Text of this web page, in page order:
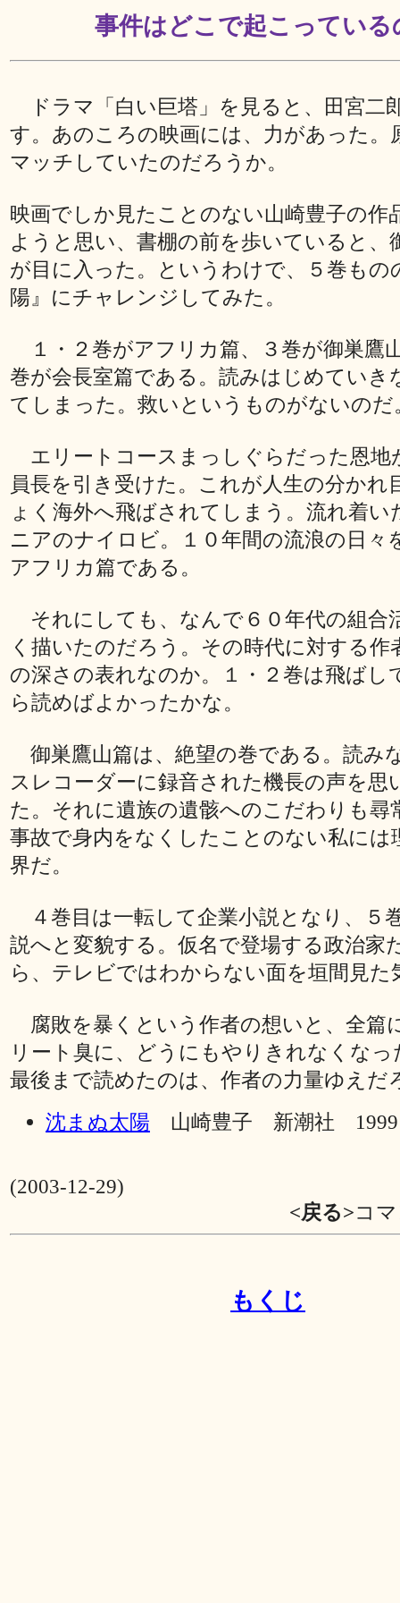
事件はどこで起こっている
ドラマ「白い巨塔」を見ると、田宮二
す。あのころの映画には、力があった。
マッチしていたのだろうか。
映画でしか見たことのない山崎豊子の作
ようと思い、書棚の前を歩いていると、
が目に入った。というわけで、５巻もの
陽』にチャレンジしてみた。
１・２巻がアフリカ篇、３巻が御巣鷹
巻が会長室篇である。読みはじめていき
てしまった。救いというものがないのだ
エリートコースまっしぐらだった恩地
員長を引き受けた。これが人生の分かれ
ょく海外へ飛ばされてしまう。流れ着い
ニアのナイロビ。１０年間の流浪の日々
アフリカ篇である。
それにしても、なんで６０年代の組合
く描いたのだろう。その時代に対する作
の深さの表れなのか。１・２巻は飛ばし
ら読めばよかったかな。
御巣鷹山篇は、絶望の巻である。読み
スレコーダーに録音された機長の声を思
た。それに遺族の遺骸へのこだわりも尋
事故で身内をなくしたことのない私には
界だ。
４巻目は一転して企業小説となり、５
説へと変貌する。仮名で登場する政治家
ら、テレビではわからない面を垣間見た
腐敗を暴くという作者の想いと、全篇
リート臭に、どうにもやりきれなくな
最後まで読めたのは、作者の力量ゆえだ
沈まぬ太陽 山崎豊子 新潮社 1999
(2003-12-29)
<戻る>コ
もくじ